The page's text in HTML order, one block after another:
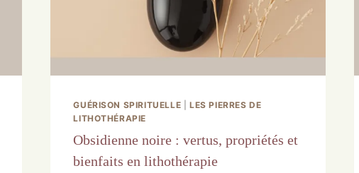
GUÉRISON SPIRITUELLE |LES PIERRES DE
LITHOTHÉRAPIE
Obsidienne noire : vertus, propriétés et
bienfaits en lithothérapie